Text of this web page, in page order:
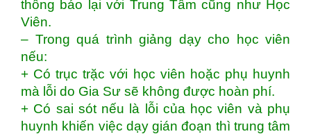
thông báo lại với Trung Tâm cũng như Học
Viên.
– Trong quá trình giảng dạy cho học viên
nếu:
+ Có trục trặc với học viên hoặc phụ huynh
mà lỗi do Gia Sư sẽ không được hoàn phí.
+ Có sai sót nếu là lỗi của học viên và phụ
huynh khiến việc dạy gián đoạn thì trung tâm